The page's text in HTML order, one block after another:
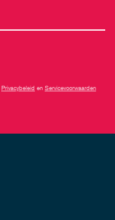
Privacybeleid en Servicevoorwaarden